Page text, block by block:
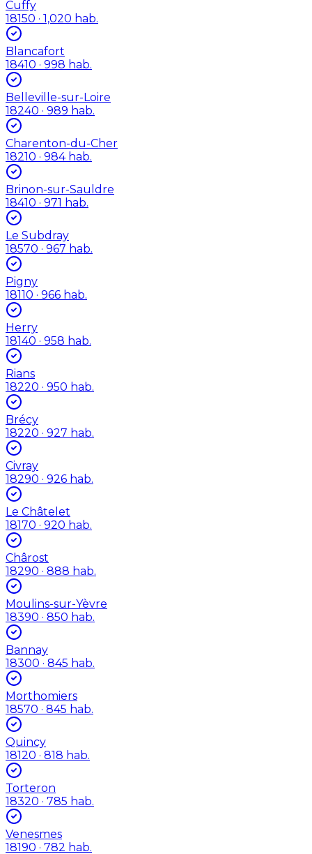
Cuffy
18150 · 1,020 hab.
Blancafort
18410 · 998 hab.
Belleville-sur-Loire
18240 · 989 hab.
Charenton-du-Cher
18210 · 984 hab.
Brinon-sur-Sauldre
18410 · 971 hab.
Le Subdray
18570 · 967 hab.
Pigny
18110 · 966 hab.
Herry
18140 · 958 hab.
Rians
18220 · 950 hab.
Brécy
18220 · 927 hab.
Civray
18290 · 926 hab.
Le Châtelet
18170 · 920 hab.
Chârost
18290 · 888 hab.
Moulins-sur-Yèvre
18390 · 850 hab.
Bannay
18300 · 845 hab.
Morthomiers
18570 · 845 hab.
Quincy
18120 · 818 hab.
Torteron
18320 · 785 hab.
Venesmes
18190 · 782 hab.